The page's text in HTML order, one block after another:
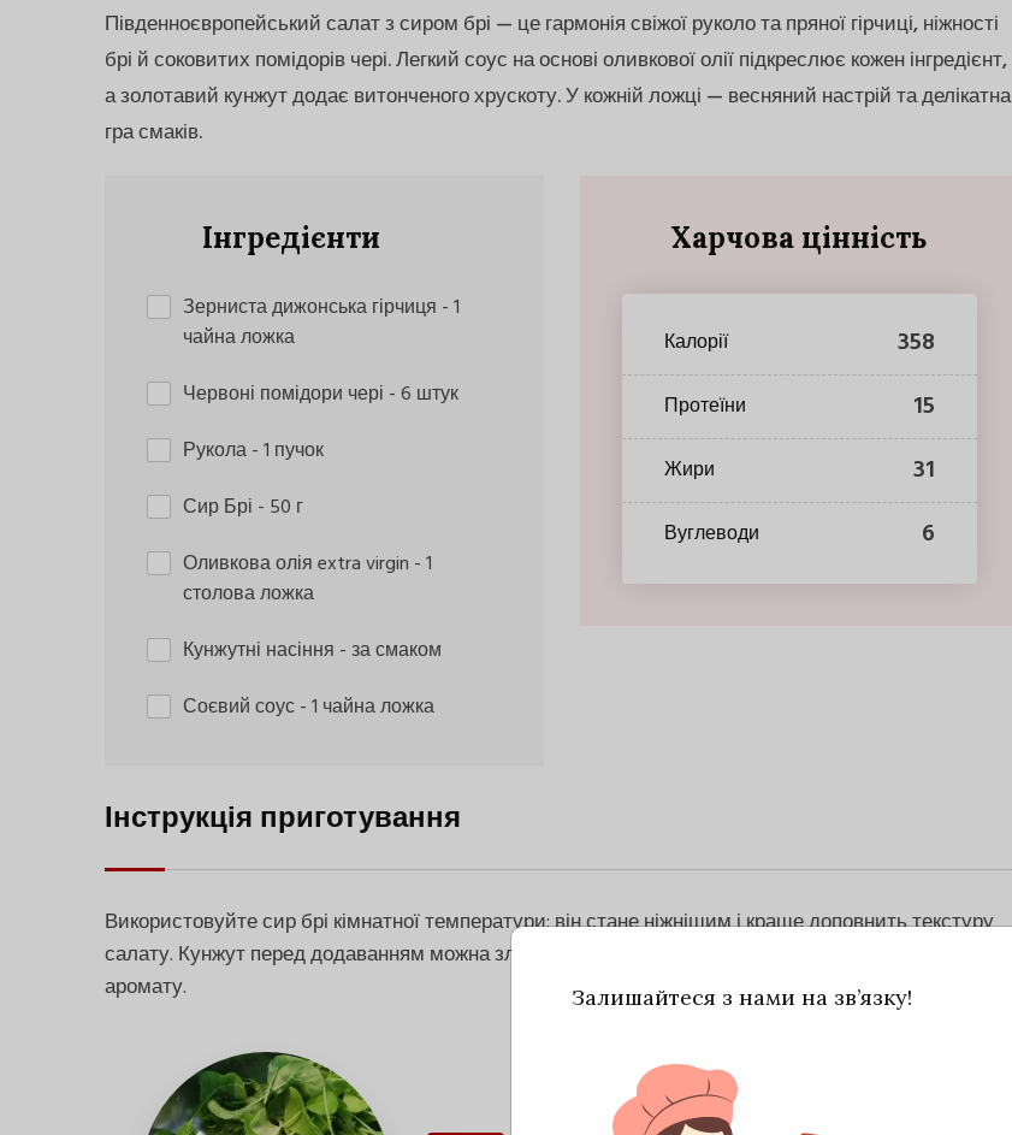
Південноєвропейський салат з сиром брі — це гармонія свіжої руколо та пряної гірчиці, ніжності
брі й соковитих помідорів чері. Легкий соус на основі оливкової олії підкреслює кожен інгредієнт,
а золотавий кунжут додає витонченого хрускоту. У кожній ложці — весняний настрій та делікатна
гра смаків.
Інгредієнти
Зерниста дижонська гірчиця - 1
чайна ложка
Червоні помідори чері - 6 штук
Рукола- 1 пучок
Сир Брі - 50 г
Оливкова олія extra virgin - 1
столова ложка
Кунжутні насіння - за смаком
Соєвий соус- 1 чайна ложка
Харчова цінність
Калорії 358
Протеїни 15
Жири 31
Вуглеводи 6
Інструкція приготування
Використовуйте сир брі кімнатної температури: він стане ніжнішим і краще доповнить текстуру
салату. Кунжут перед додаванням можна злегка підсмажити на сухій сковорідці для яскравішого
аромату.
Залишайтеся з нами на зв’язку!